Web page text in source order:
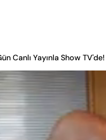
Canlı Yayınla Show TV'de!